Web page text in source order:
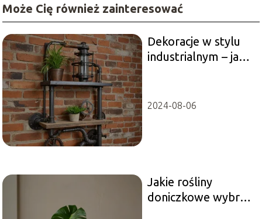
Może Cię również zainteresować
Dekoracje w stylu
industrialnym – jak
2024-08-06
Jakie rośliny
doniczkowe wybrać